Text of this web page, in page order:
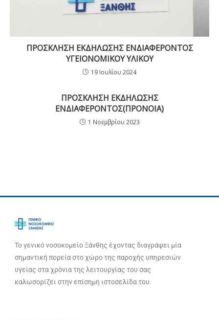
ΠΡΟΣΚΛΗΣΗ ΕΚΔΗΛΩΣΗΣ ΕΝΔΙΑΦΕΡΟΝΤΟΣ
ΥΓΕΙΟΝΟΜΙΚΟΥ ΥΛΙΚΟΥ
19 Ιουλίου 2024
ΠΡΟΣΚΛΗΣΗ ΕΚΔΗΛΩΣΗΣ
ΕΝΔΙΑΦΕΡΟΝΤΟΣ(ΠΡΟΝΟΙΑ)
1 Νοεμβρίου 2023
Το γενικό νοσοκομείο Ξάνθης έχοντας διαγράψει μία
σημαντική πορεία στο χώρο της παροχής υπηρεσιών
υγείας στα χρόνια της λειτουργίας του σας
καλωσορίζει στην επίσημη ιστοσελίδα του.